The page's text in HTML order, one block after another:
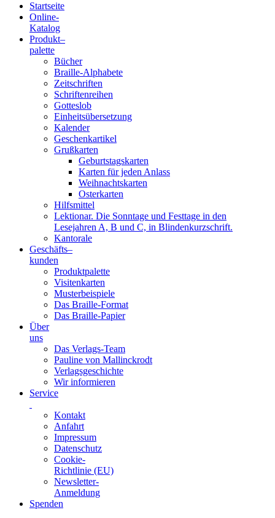
Blindenschrift-
Verlag
Druckerei
gGmbH
Startseite
Online-
Katalog
Produkt–
palette
Bücher
Braille-Alphabete
Zeitschriften
Schriftenreihen
Gotteslob
Einheitsübersetzung
Kalender
Geschenkartikel
Grußkarten
Geburtstagskarten
Karten für jeden Anlass
Weihnachtskarten
Osterkarten
Hilfsmittel
Lektionar. Die Sonntage und Festtage in den
Lesejahren A, B und C, in Blindenkurzschrift.
Kantorale
Geschäfts­–
kunden
Produktpalette
Visitenkarten
Musterbeispiele
Das Braille-Format
Das Braille-Papier
Über
uns
Das Verlags-Team
Pauline von Mallinckrodt
Verlagsgeschichte
Wir informieren
Service
Kontakt
Anfahrt
Impressum
Datenschutz
Cookie-
Richtlinie (EU)
Newsletter-
Anmeldung
Spenden